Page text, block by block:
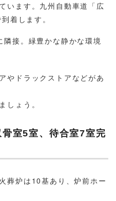
います。九州自動車道「広
着します。
隣接。緑豊かな静かな環境
やドラックストアなどがあ
しょう。
室5室、待合室7室完
葬炉は10基あり、炉前ホー